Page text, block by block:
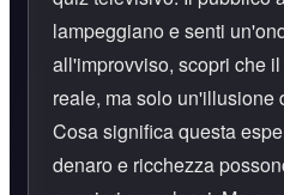
lampeggiano e senti
all'improvviso, scopri che
reale, ma solo un'illusione
Cosa significa questa
denaro e ricchezza